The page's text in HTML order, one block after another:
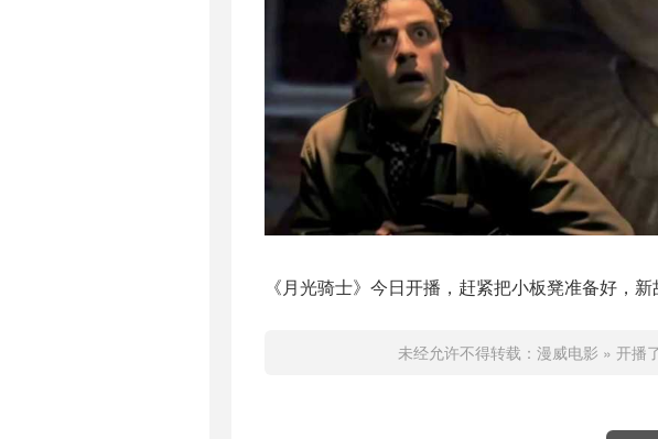
《月光骑士》今日开播，赶紧把小板凳准备好，新
未经允许不得转载： 漫威电影 » 开播